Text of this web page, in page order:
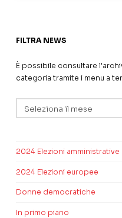
FILTRA NEWS
È possibile consultare
categoria tramite i menu a
2024 Elezioni amministrative
2024 Elezioni europee
Donne democratiche
In primo piano